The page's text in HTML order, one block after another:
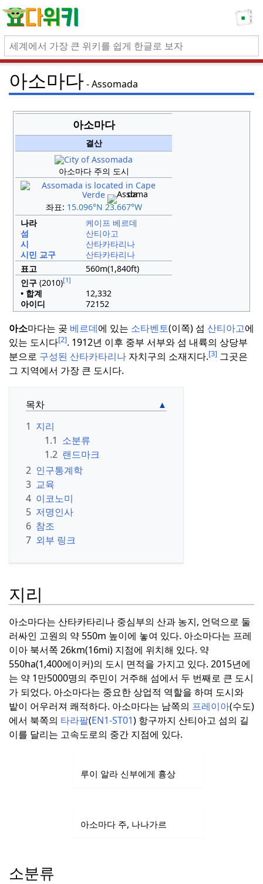
아소마다 Assomada
아소마다
결산
아소마다 주의 도시
좌표: 15.096°N 23.667°W
나라
케이프 베르데
섬
산티아고
시
산타카타리나
시민 교구
산타카타리나
표고
560m(1,840ft)
인구 (2010)[1]
• 합계
12,332
아이디
72152
아소마다는 곶 베르데에 있는 소타벤토(이쪽) 섬 산티아고에
있는 도시다[2]. 1912년 이후 중부 서부와 섬 내륙의 상당부
분으로 구성된 산타카타리나 자치구의 소재지다.[3] 그곳은
그 지역에서 가장 큰 도시다.
목차
1 지리
1.1 소분류
1.2 랜드마크
2 인구통계학
3 교육
4 이코노미
5 저명인사
6 참조
7 외부 링크
지리
아소마다는 산타카타리나 중심부의 산과 농지, 언덕으로 둘
러싸인 고원의 약 550m 높이에 놓여 있다. 아소마다는 프레
이아 북서쪽 26km(16mi) 지점에 위치해 있다. 약
550ha(1,400에이커)의 도시 면적을 가지고 있다. 2015년에
는 약 1만5000명의 주민이 거주해 섬에서 두 번째로 큰 도시
가 되었다. 아소마다는 중요한 상업적 역할을 하며 도시와
밭이 어우러져 쾌적하다. 아소마다는 남쪽의 프레이아(수도)
에서 북쪽의 타라팔(EN1-ST01) 항구까지 산티아고 섬의 길
이를 달리는 고속도로의 중간 지점에 있다.
루이 알라 신부에게 흉상
아소마다 주, 나나가르
소분류